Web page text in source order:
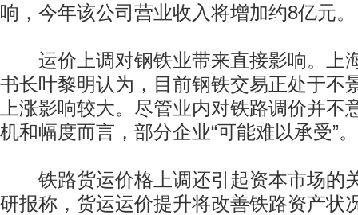
响，今年该公司营业收入将增加约8亿元。
运价上调对钢铁业带来直接影响。上
书长叶黎明认为，目前钢铁交易正处于不
上涨影响较大。尽管业内对铁路调价并不
机和幅度而言，部分企业“可能难以承受”。
铁路货运价格上调还引起资本市场的
研报称，货运运价提升将改善铁路资产状